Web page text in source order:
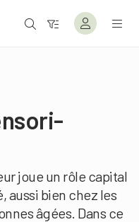
joue un rôle capital
aussi bien chez les
âgées. Dans ce